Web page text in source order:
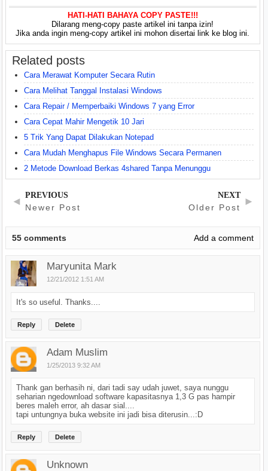
HATI-HATI BAHAYA COPY PASTE!!!
Dilarang meng-copy paste artikel ini tanpa izin!
Jika anda ingin meng-copy artikel ini mohon disertai link ke blog ini.
Related posts
Cara Merawat Komputer Secara Rutin
Cara Melihat Tanggal Instalasi Windows
Cara Repair / Memperbaiki Windows 7 yang Error
Cara Cepat Mahir Mengetik 10 Jari
5 Trik Yang Dapat Dilakukan Notepad
Cara Mudah Menghapus File Windows Secara Permanen
2 Metode Download Berkas 4shared Tanpa Menunggu
◄
PREVIOUS
Newer Post ►
NEXT
Older Post
55 comments Add a comment
Maryunita Mark
12/21/2012 1:51 AM
It's so useful. Thanks....
Reply Delete
Adam Muslim
1/25/2013 9:32 AM
Thank gan berhasih ni, dari tadi say udah juwet, saya nunggu
seharian ngedownload software kapasitasnya 1,3 G pas hampir
beres maleh error, ah dasar sial....
tapi untungnya buka website ini jadi bisa diterusin...:D
Reply Delete
Unknown